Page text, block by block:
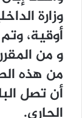
ﺃﻭﻗﻴﺔ،
ﻭ من
أن تصل